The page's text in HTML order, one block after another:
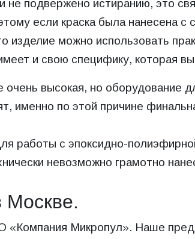
не подвержено истиранию, это
если краска была нанесена
изделие можно использовать
и свою специфику, которая
высокая, но оборудование
именно по этой причине
работы с эпоксидно-
невозможно грамотно
Москве.
Микропул». Наше